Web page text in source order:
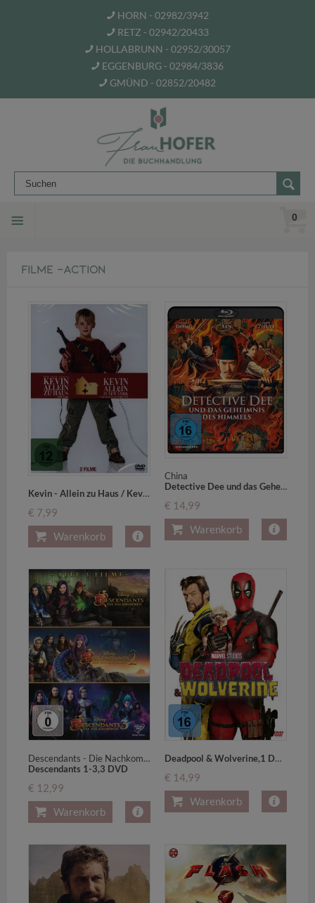
HORN - 02982/3942
RETZ - 02942/20433
HOLLABRUNN - 02952/30057
EGGENBURG - 02984/3836
GMÜND - 02852/20482
0
FILME -ACTION
Kevin - Allein zu Haus / Kevin - Allein in New York, 1 DVD,1 DVD-Video
€ 7,99
Warenkorb
China
Detective Dee und das Geheimnis des Himmels,1 Blu-ray
€ 14,99
Warenkorb
Descendants - Die Nachkommen; Descendants 2; Descendants 3
Descendants 1-3,3 DVD
€ 12,99
Warenkorb
Deadpool & Wolverine,1 DVD
€ 14,99
Warenkorb